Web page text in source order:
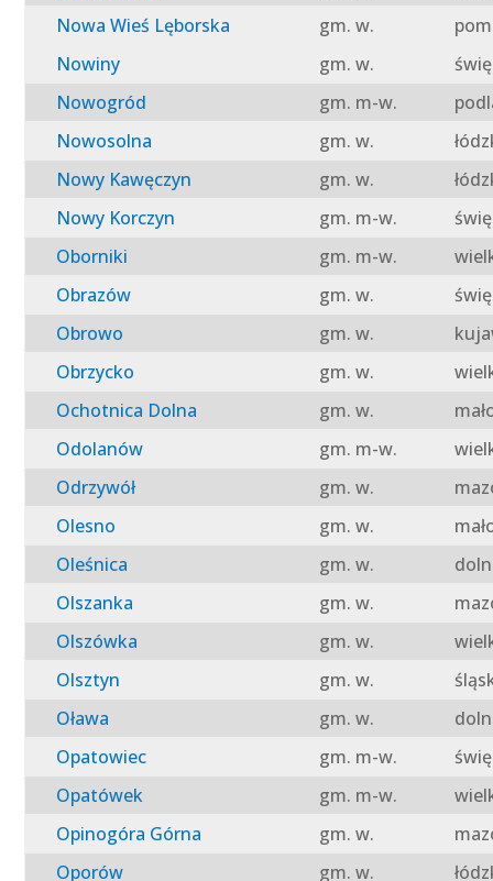
Nowa Wieś Lęborska
gm. w.
Nowiny
gm. w.
Nowogród
gm. m-w.
Nowosolna
gm. w.
Nowy Kawęczyn
gm. w.
Nowy Korczyn
gm. m-w.
Oborniki
gm. m-w.
Obrazów
gm. w.
Obrowo
gm. w.
Obrzycko
gm. w.
Ochotnica Dolna
gm. w.
Odolanów
gm. m-w.
Odrzywół
gm. w.
Olesno
gm. w.
Oleśnica
gm. w.
Olszanka
gm. w.
Olszówka
gm. w.
Olsztyn
gm. w.
Oława
gm. w.
Opatowiec
gm. m-w.
Opatówek
gm. m-w.
Opinogóra Górna
gm. w.
Oporów
gm. w.